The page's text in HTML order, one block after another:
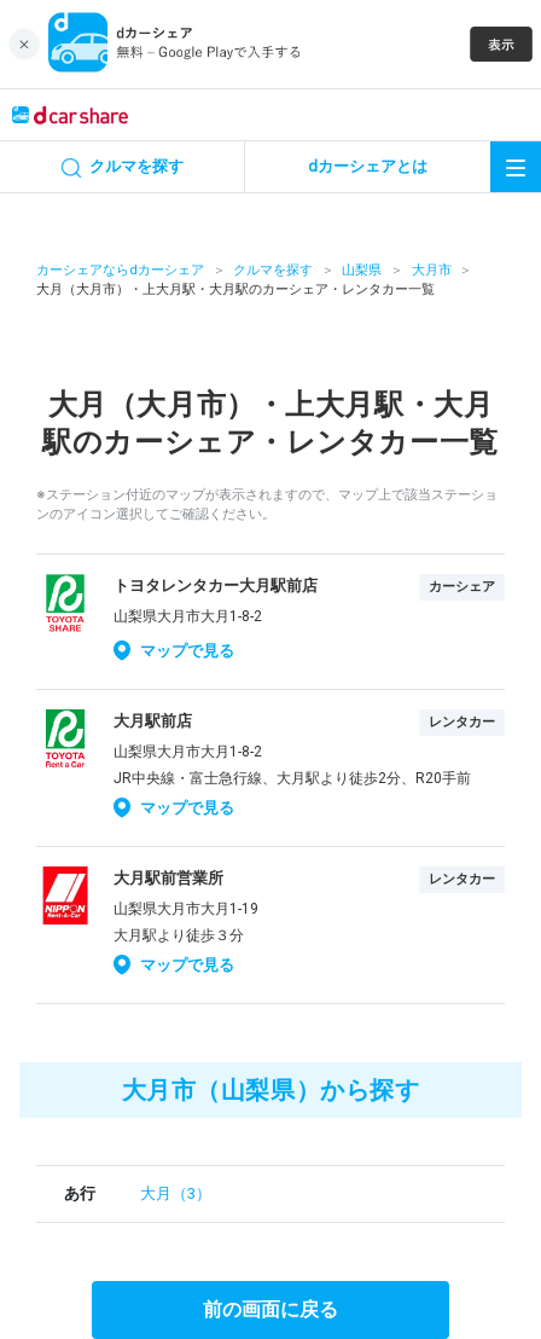
クルマを探す dカーシェアとは
カーシェアならdカーシェア クルマを探す 山梨県
大月市
大月（大月市）・上大月駅・大月駅のカーシェア・レンタカー一覧
大月（大月市）・上大月駅・大月
駅のカーシェア・レンタカー一覧
※ステーション付近のマップが表示されますので、マップ上で該当ステーショ
ンのアイコン選択してご確認ください。
トヨタレンタカー大月駅前店 カーシェア
山梨県大月市大月1-8-2
マップで見る
大月駅前店 レンタカー
山梨県大月市大月1-8-2
JR中央線・富士急行線、大月駅より徒歩2分、R20手前
マップで見る
大月駅前営業所 レンタカー
山梨県大月市大月1-19
大月駅より徒歩３分
マップで見る
大月市（山梨県）から探す
あ行 大月（3）
前の画面に戻る
カーシェア
特集
アプリの使い方